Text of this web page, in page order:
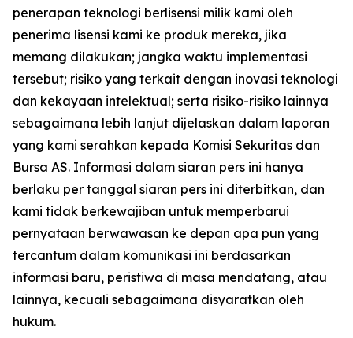
penerapan teknologi berlisensi milik kami oleh
penerima lisensi kami ke produk mereka, jika
memang dilakukan; jangka waktu implementasi
tersebut; risiko yang terkait dengan inovasi teknologi
dan kekayaan intelektual; serta risiko-risiko lainnya
sebagaimana lebih lanjut dijelaskan dalam laporan
yang kami serahkan kepada Komisi Sekuritas dan
Bursa AS. Informasi dalam siaran pers ini hanya
berlaku per tanggal siaran pers ini diterbitkan, dan
kami tidak berkewajiban untuk memperbarui
pernyataan berwawasan ke depan apa pun yang
tercantum dalam komunikasi ini berdasarkan
informasi baru, peristiwa di masa mendatang, atau
lainnya, kecuali sebagaimana disyaratkan oleh
hukum.